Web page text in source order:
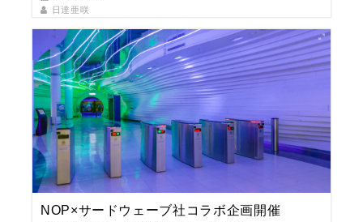
日達亜咲
NOP×サードウェーブ社コラボ企画開催